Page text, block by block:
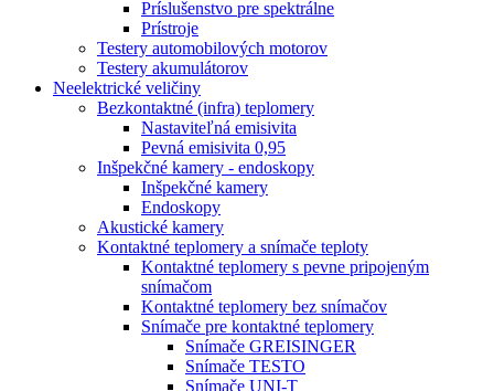
Príslušenstvo pre spektrálne
Prístroje
Testery automobilových motorov
Testery akumulátorov
Neelektrické veličiny
Bezkontaktné (infra) teplomery
Nastaviteľná emisivita
Pevná emisivita 0,95
Inšpekčné kamery - endoskopy
Inšpekčné kamery
Endoskopy
Akustické kamery
Kontaktné teplomery a snímače teploty
Kontaktné teplomery s pevne pripojeným
snímačom
Kontaktné teplomery bez snímačov
Snímače pre kontaktné teplomery
Snímače GREISINGER
Snímače TESTO
Snímače UNI-T